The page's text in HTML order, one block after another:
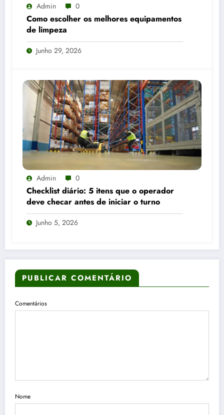
Admin 0
Como escolher os melhores equipamentos
de limpeza
Junho 29, 2026
Admin 0
Checklist diário: 5 itens que o operador
deve checar antes de iniciar o turno
Junho 5, 2026
PUBLICAR COMENTÁRIO
Comentários
Nome